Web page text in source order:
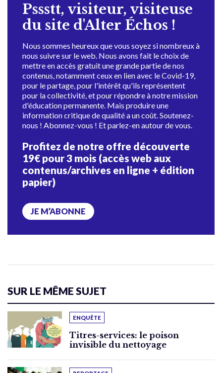
Pssstt, visiteur, visiteuse
du site d'Alter Échos !
Nous sommes heureux que vous soyez si nombreux à
nous suivre sur le web. Nous avons fait le choix de
mettre en accès gratuit une grande partie de nos
contenus, notamment ceux en lien avec le Covid-19,
pour le partage, pour l'intérêt qu'ils représentent
pour la collectivité, et pour répondre à notre mission
d'éducation permanente. Mais produire une
information critique de qualité a un coût. Soutenez-
nous ! Abonnez-vous ! Et parlez-en autour de vous.
Profitez de notre offre découverte
19€ pour 3 mois (accès web aux
contenus/archives en ligne + édition
papier)
JE M’ABONNE
SUR LE MÊME SUJET
ENQUÊTE
Titres-services: le poison
invisible du nettoyage